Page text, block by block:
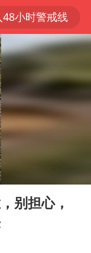
小时警戒线
佛得角门将亮相智利俱乐部主场
150.80元/股
万获刑1年
宇树科技王兴兴身家有望超200亿元
上涨近百元
立古巴工作组
球
别担心，